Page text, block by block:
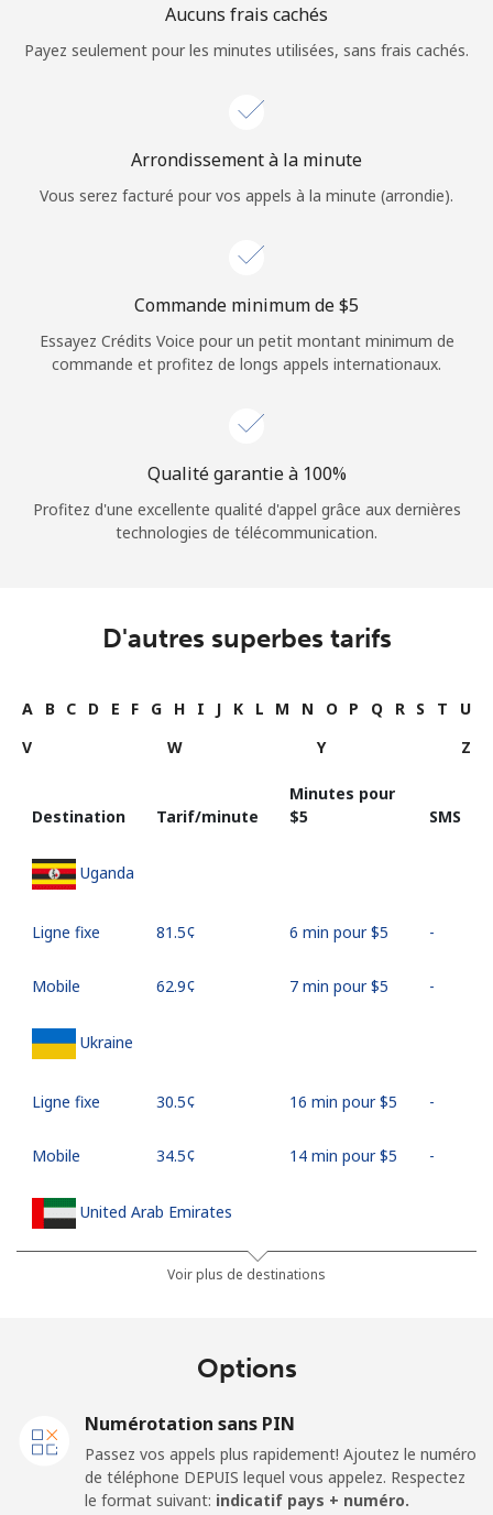
Login
ou
Continue avec
Aucuns frais cachés
Payez seulement pour les minutes utilisées, sans frais cachés.
Arrondissement à la minute
Vous serez facturé pour vos appels à la minute (arrondie).
Commande minimum de ⁦$5⁩
Essayez Crédits Voice pour un petit montant minimum de
commande et profitez de longs appels internationaux.
Qualité garantie à 100%
Profitez d'une excellente qualité d'appel grâce aux dernières
technologies de télécommunication.
D'autres superbes tarifs
A B C D E F G H I J K L M N O P Q R S T
U
V
W Y Z
Destination Tarif/minute
Minutes pour
⁦$5⁩
SMS
Uganda
Ligne fixe ⁦81.5¢⁩ 6 min pour ⁦$5⁩ -
Mobile ⁦62.9¢⁩ 7 min pour ⁦$5⁩ -
Ukraine
Ligne fixe ⁦30.5¢⁩ 16 min pour ⁦$5⁩ -
Mobile ⁦34.5¢⁩ 14 min pour ⁦$5⁩ -
United Arab Emirates
⁦31.5¢⁩ 15 min pour ⁦$5⁩
Ligne fixe
⁦$5⁩
Voir plus de destinations
Options
Numérotation sans PIN
Passez vos appels plus rapidement! Ajoutez le numéro
de téléphone DEPUIS lequel vous appelez. Respectez
le format suivant: indicatif pays + numéro.